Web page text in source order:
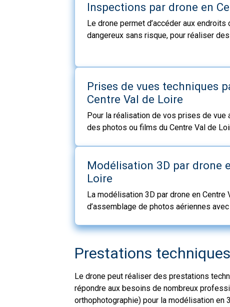
réalisée par nos ​Entreprises de drone
Inspections par drone en
Le drone permet d’accéder aux endroits
dangereux sans risque, pour réaliser
Prises de vues techniques
Centre Val de Loire
Pour la réalisation de vos prises de vue
des photos ou films du Centre Val de
Modélisation 3D par drone
Loire
La modélisation 3D par drone en Centre
d’assemblage de photos aériennes
Prestations
Le drone peut réaliser des prestations
répondre aux besoins de nombreux
orthophotographie) pour la modélisation en